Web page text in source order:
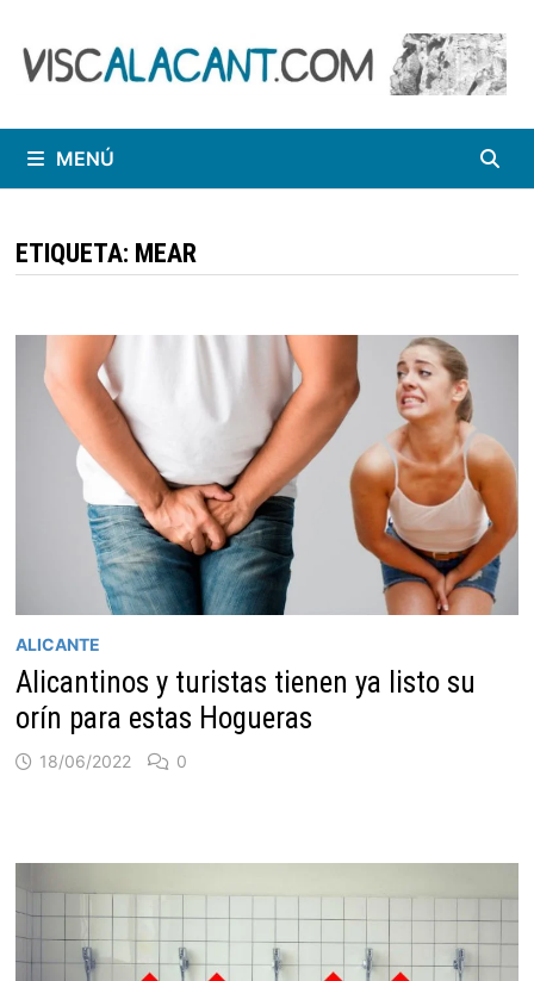
contenido
MENÚ
ETIQUETA: MEAR
ALICANTE
Alicantinos y turistas tienen ya listo su
orín para estas Hogueras
18/06/2022 0